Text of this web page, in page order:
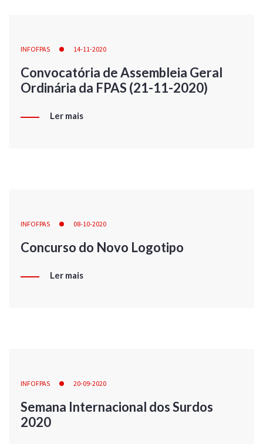
INFOFPAS 14-11-2020
Convocatória de Assembleia Geral
Ordinária da FPAS (21-11-2020)
Ler mais
INFOFPAS 08-10-2020
Concurso do Novo Logotipo
Ler mais
INFOFPAS 20-09-2020
Semana Internacional dos Surdos
2020